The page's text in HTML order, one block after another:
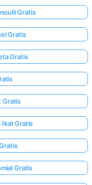
Gratis
Gratis
Gratis
Gratis
Ikat Gratis
Gratis